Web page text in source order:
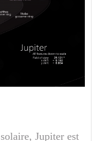
Jupiter est